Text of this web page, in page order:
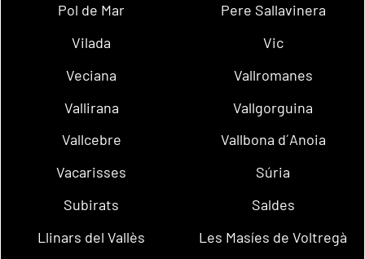
Pol de Mar
Pere Sallavinera
Vilada
Vic
Veciana
Vallromanes
Vallirana
Vallgorguina
Vallcebre
Vallbona d´Anoia
Vacarisses
Súria
Subirats
Saldes
Llinars del Vallès
Les Masíes de Voltregà